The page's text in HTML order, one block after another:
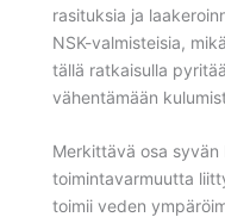
rasituksia ja
NSK-valmisteisia,
tällä ratkaisulla
vähentämään
Merkittävä osa syvän
toimintavarmuutta
toimii veden